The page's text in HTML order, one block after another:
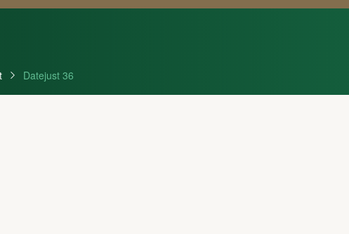
Datejust 36